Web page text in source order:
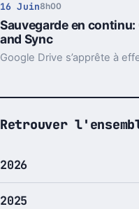
16 Juin8h00
Sauvegarde en
and Sync
Retrouver
2026
2025